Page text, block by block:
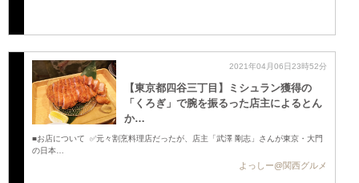
2021年04月06日23時52分
【東京都四谷三丁目】ミシュラン獲得の
「くろぎ」で腕を振るった店主によるとん
か…
■お店について ✅元々割烹料理店だったが、店主「武澤 剛志」さんが東京・大門
の日本…
よっしー@関西グルメ